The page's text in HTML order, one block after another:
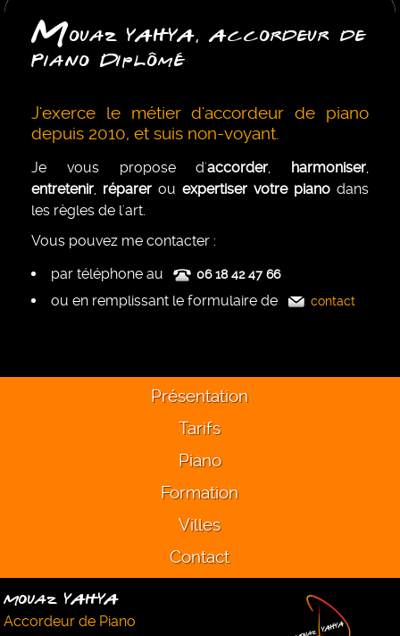
Mouaz YAHYA, Accordeur de
Piano Diplômé
J'exerce le métier d'accordeur de piano
depuis 2010, et suis non-voyant.
Je vous propose d'accorder, harmoniser,
entretenir, réparer ou expertiser votre piano dans
les règles de l'art.
Vous pouvez me contacter :
par téléphone au
06 18 42 47 66
ou en remplissant le formulaire de contact
Présentation
Tarifs
Piano
Formation
Villes
Contact
Mouaz YAHYA
Accordeur de Piano